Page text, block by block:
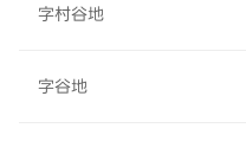
字村谷地
字谷地